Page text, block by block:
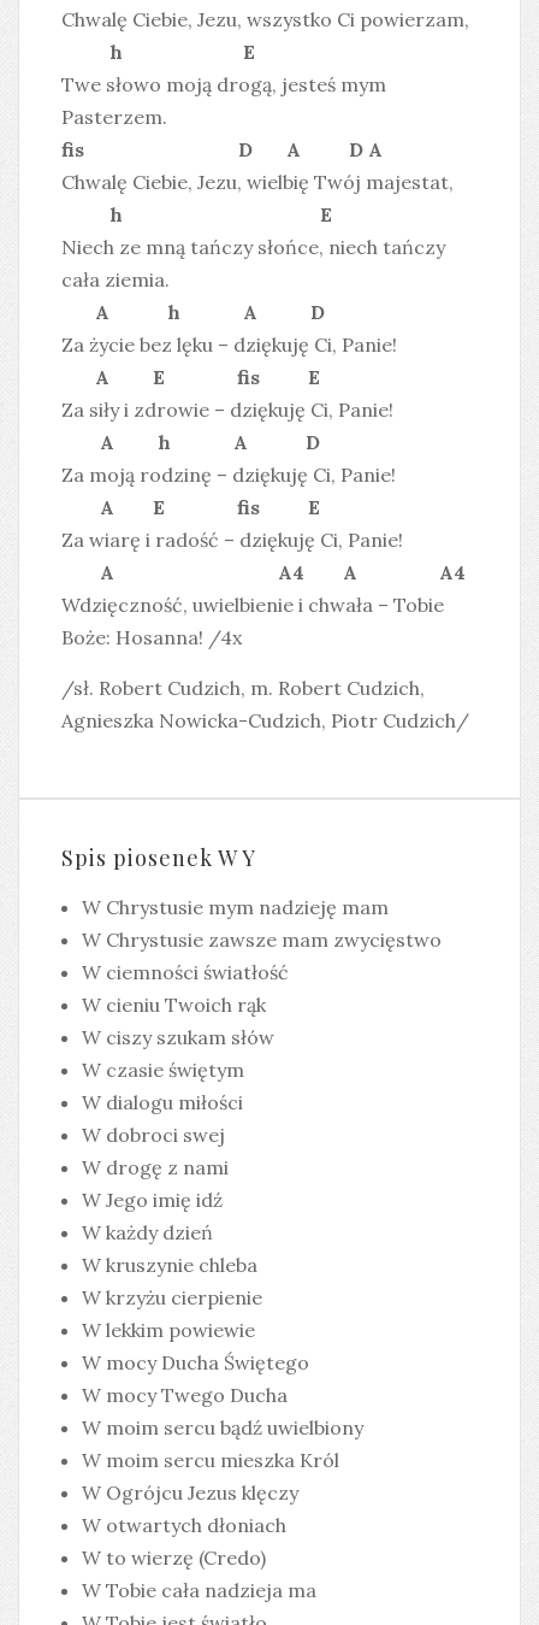
Chwalę Ciebie, Jezu, wszystko Ci powierzam,
h E
Twe słowo moją drogą, jesteś mym
Pasterzem.
fis D A D A
Chwalę Ciebie, Jezu, wielbię Twój majestat,
h E
Niech ze mną tańczy słońce, niech tańczy
cała ziemia.
A h A D
Za życie bez lęku – dziękuję Ci, Panie!
A E fis E
Za siły i zdrowie – dziękuję Ci, Panie!
A h A D
Za moją rodzinę – dziękuję Ci, Panie!
A E fis E
Za wiarę i radość – dziękuję Ci, Panie!
A A4 A A4
Wdzięczność, uwielbienie i chwała – Tobie
Boże: Hosanna! /4x
/sł. Robert Cudzich, m. Robert Cudzich,
Agnieszka Nowicka-Cudzich, Piotr Cudzich/
Spis piosenek W Y
W Chrystusie mym nadzieję mam
W Chrystusie zawsze mam zwycięstwo
W ciemności światłość
W cieniu Twoich rąk
W ciszy szukam słów
W czasie świętym
W dialogu miłości
W dobroci swej
W drogę z nami
W Jego imię idź
W każdy dzień
W kruszynie chleba
W krzyżu cierpienie
W lekkim powiewie
W mocy Ducha Świętego
W mocy Twego Ducha
W moim sercu bądź uwielbiony
W moim sercu mieszka Król
W Ogrójcu Jezus klęczy
W otwartych dłoniach
W to wierzę (Credo)
W Tobie cała nadzieja ma